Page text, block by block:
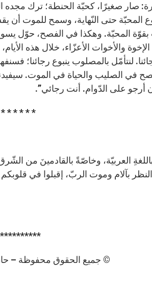
صار صغيرًا، كحبّة الحنطة؛ ترك مجده
المحبّة حتى النّهاية، وسمح للموت
المحبّة. وهكذا في الفصح، حوّل
الإخوة والأخوات الأعزّاء، خلال هذه
لنتأمّل بالمصلوب ينبوع رجائنا؛
في الصليب والحياة في الموت.
أرجو على الدّوام. أنت رجائي”.
* * * * * *
العربيّة، وخاصّةً بالقادمينَ من الشّرق
بآلام وموت الربّ، إقبلوا في
© جميع الحقوق محفوظة – حاضرة